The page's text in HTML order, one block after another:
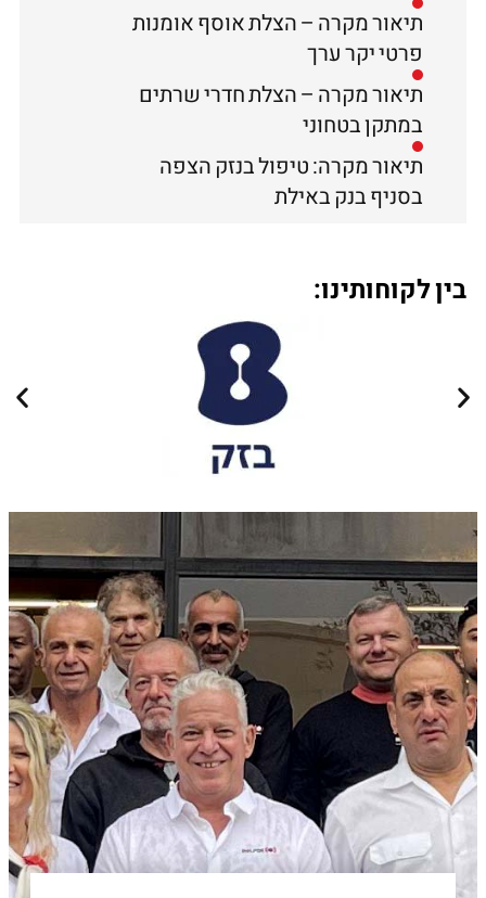
תיאור מקרה – הצלת אוסף אומנות
פרטי יקר ערך
תיאור מקרה – הצלת חדרי שרתים
במתקן בטחוני
תיאור מקרה: טיפול בנזק הצפה
בסניף בנק באילת
בין לקוחותינו: